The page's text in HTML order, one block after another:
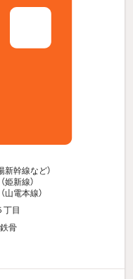
新幹線など）
姫新線）
山電本線）
丁目
骨